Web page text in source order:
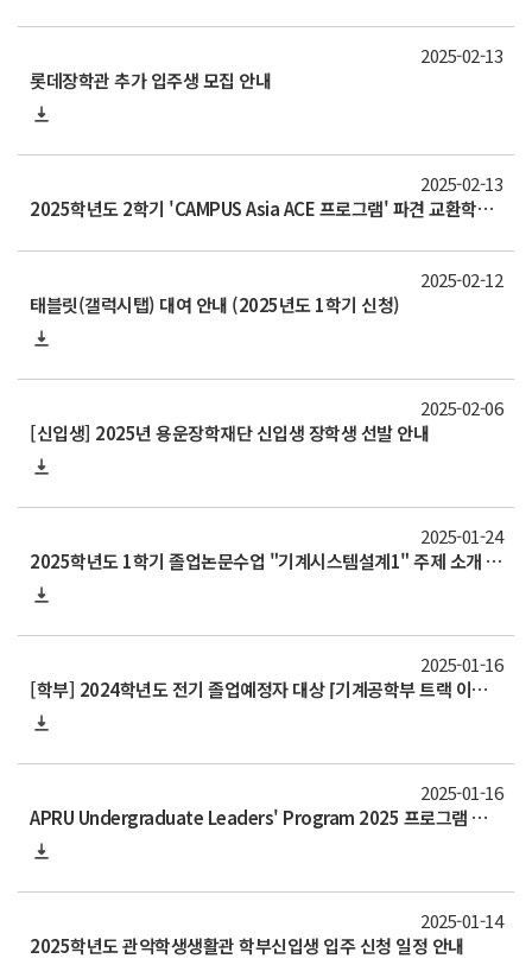
롯데장학관 추가 입주생 모집 안내
2025-02-13
2025학년도 2학기 'CAMPUS Asia ACE 프로그램' 파견 교환학생 추가 선발 안내(~3/10)
2025-02-13
태블릿(갤럭시탭) 대여 안내 (2025년도 1학기 신청)
2025-02-12
[신입생] 2025년 용운장학재단 신입생 장학생 선발 안내
2025-02-06
2025학년도 1학기 졸업논문수업 "기계시스템설계1" 주제 소개 및 희망 지도교수 신청
2025-01-24
[학부] 2024학년도 전기 졸업예정자 대상 ⌈기계공학부 트랙 이수⌋ 신청서 제출(~2/7까지)
2025-01-16
APRU Undergraduate Leaders' Program 2025 프로그램 신청 안내(~1/22 15:00)
2025-01-16
2025학년도 관악학생생활관 학부신입생 입주 신청 일정 안내
2025-01-14